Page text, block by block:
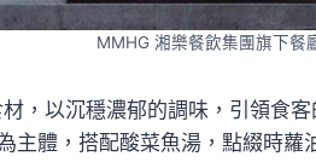
MMHG 湘樂餐飲集團旗下餐
，以沉穩濃郁的調味，引領食
主體，搭配酸菜魚湯，點綴時